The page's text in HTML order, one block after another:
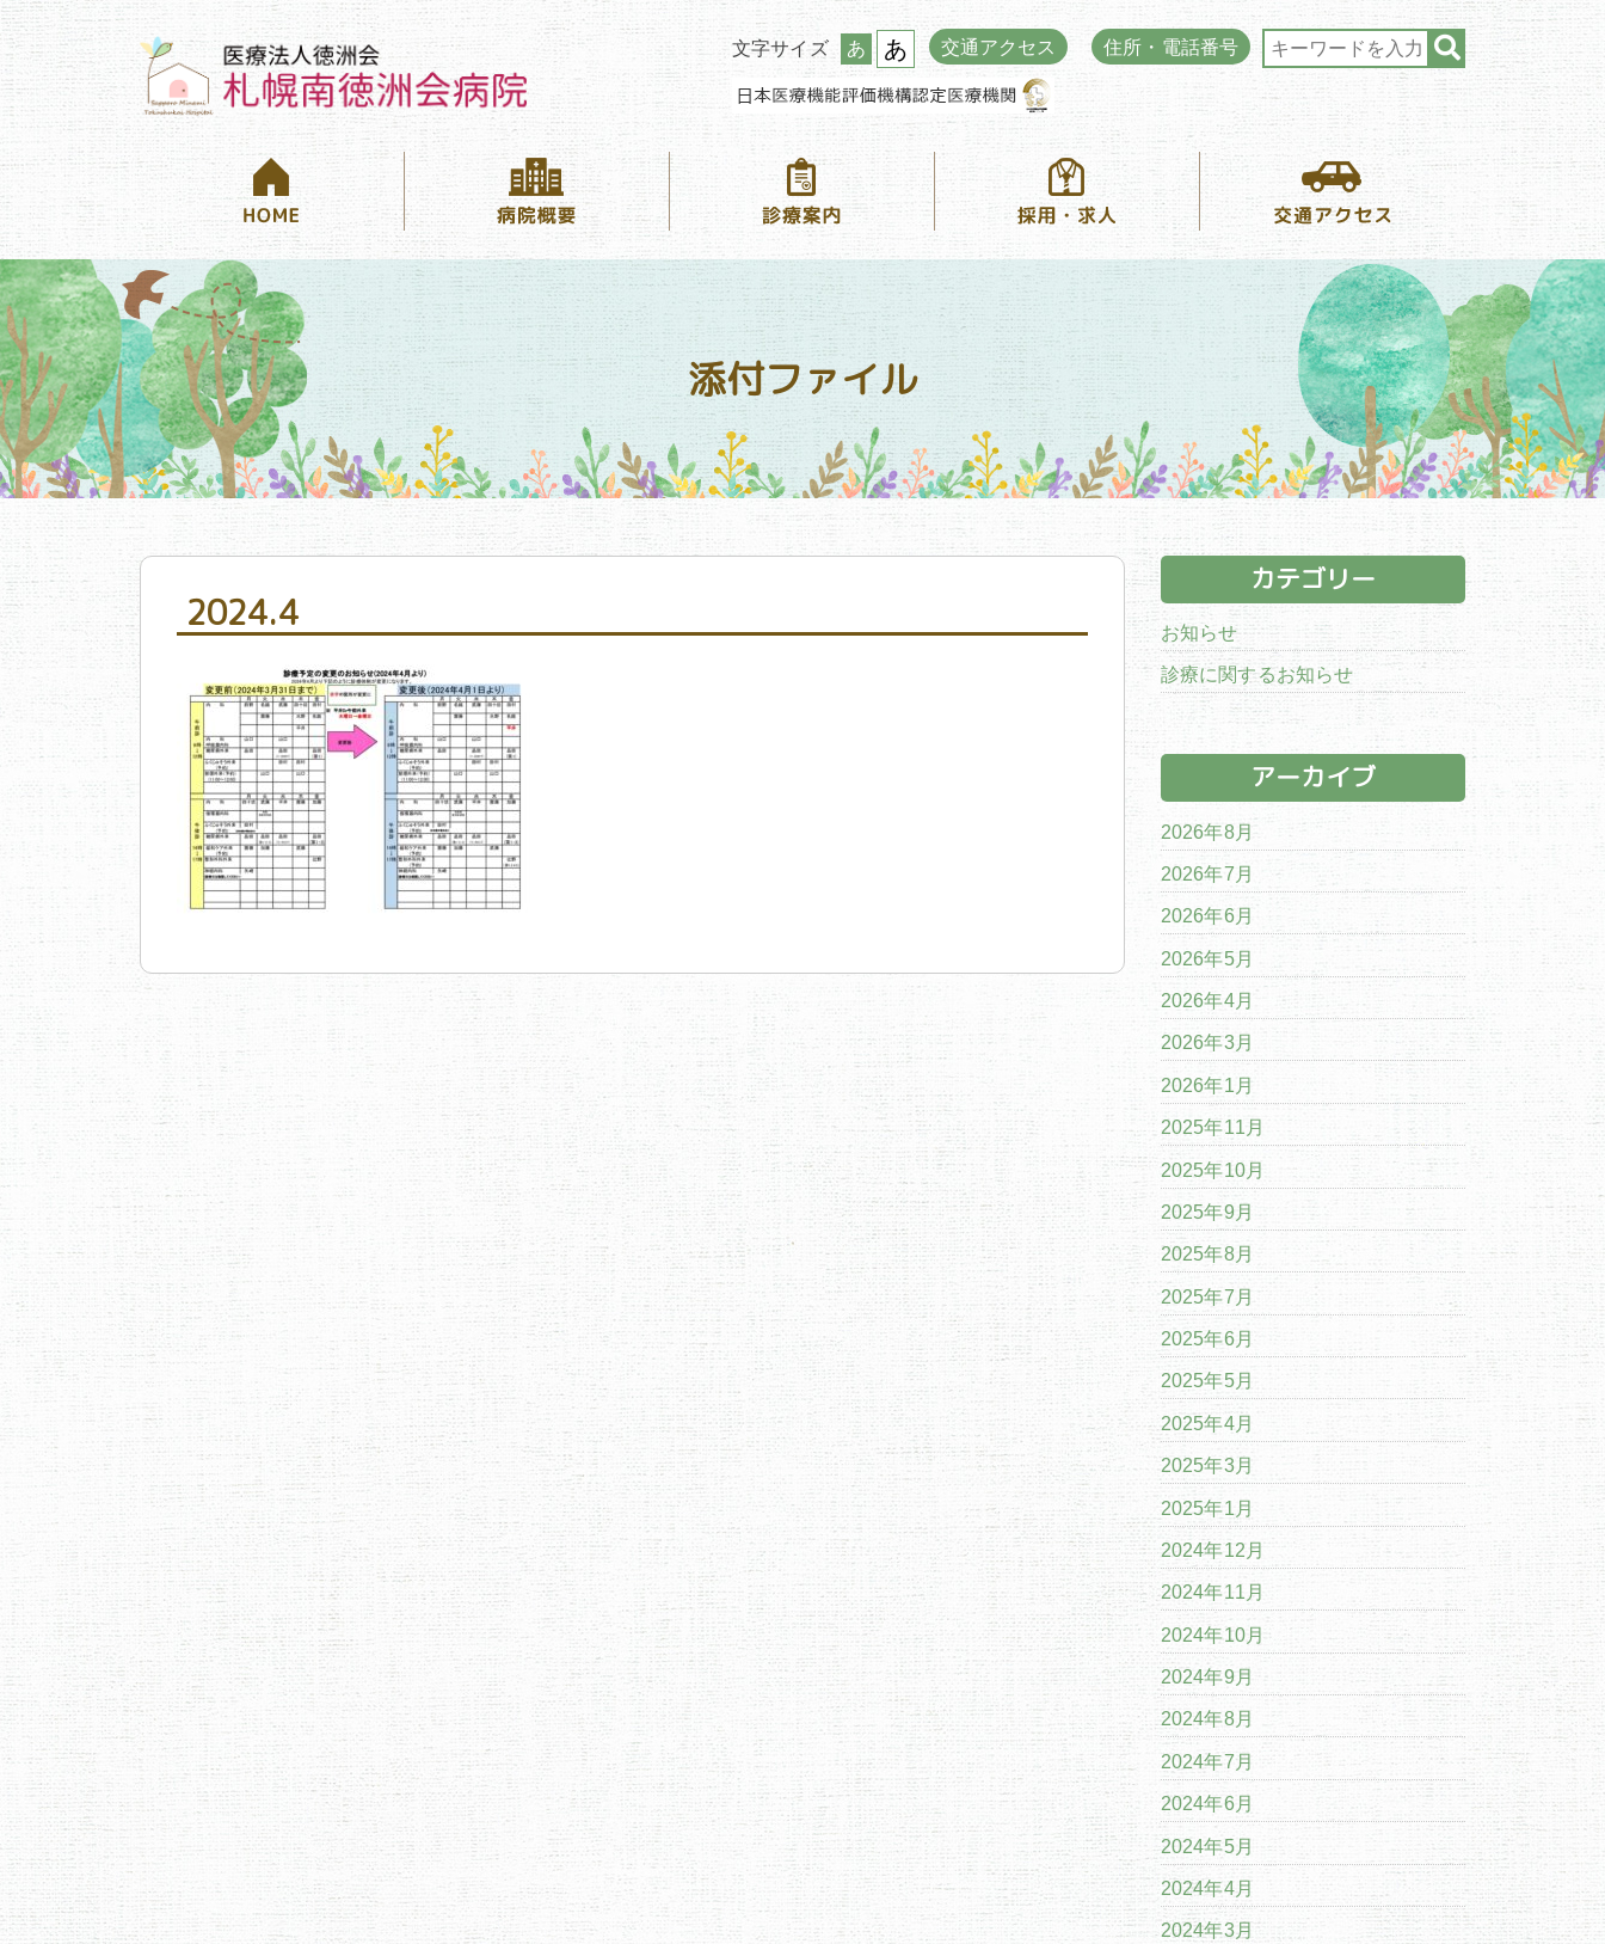
文字サイズ あ あ 交通アクセス 住所・電話番号
添付ファイル
2024.4
カテゴリー
お知らせ
診療に関するお知らせ
アーカイブ
2026年8月
2026年7月
2026年6月
2026年5月
2026年4月
2026年3月
2026年1月
2025年11月
2025年10月
2025年9月
2025年8月
2025年7月
2025年6月
2025年5月
2025年4月
2025年3月
2025年1月
2024年12月
2024年11月
2024年10月
2024年9月
2024年8月
2024年7月
2024年6月
2024年5月
2024年4月
2024年3月